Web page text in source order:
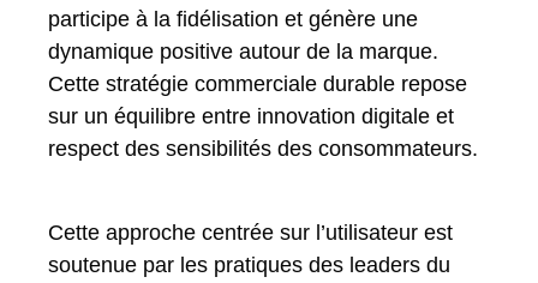
participe à la fidélisation et génère une
dynamique positive autour de la marque.
Cette stratégie commerciale durable repose
sur un équilibre entre innovation digitale et
respect des sensibilités des consommateurs.
Cette approche centrée sur l’utilisateur est
soutenue par les pratiques des leaders du